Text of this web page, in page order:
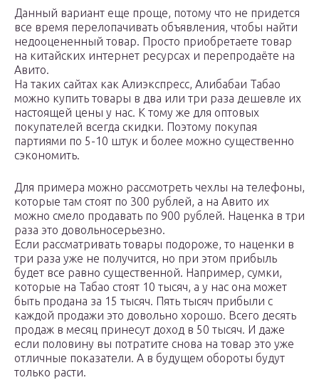
Данный вариант еще проще, потому что не придется
все время перелопачивать объявления, чтобы найти
недооцененный товар. Просто приобретаете товар
на китайских интернет ресурсах и перепродаёте на
Авито.
На таких сайтах как Алиэкспресс, Алибабаи Табао
можно купить товары в два или три раза дешевле их
настоящей цены у нас. К тому же для оптовых
покупателей всегда скидки. Поэтому покупая
партиями по 5-10 штук и более можно существенно
сэкономить.
Для примера можно рассмотреть чехлы на телефоны,
которые там стоят по 300 рублей, а на Авито их
можно смело продавать по 900 рублей. Наценка в три
раза это довольносерьезно.
Если рассматривать товары подороже, то наценки в
три раза уже не получится, но при этом прибыль
будет все равно существенной. Например, сумки,
которые на Табао стоят 10 тысяч, а у нас она может
быть продана за 15 тысяч. Пять тысяч прибыли с
каждой продажи это довольно хорошо. Всего десять
продаж в месяц принесут доход в 50 тысяч. И даже
если половину вы потратите снова на товар это уже
отличные показатели. А в будущем обороты будут
только расти.